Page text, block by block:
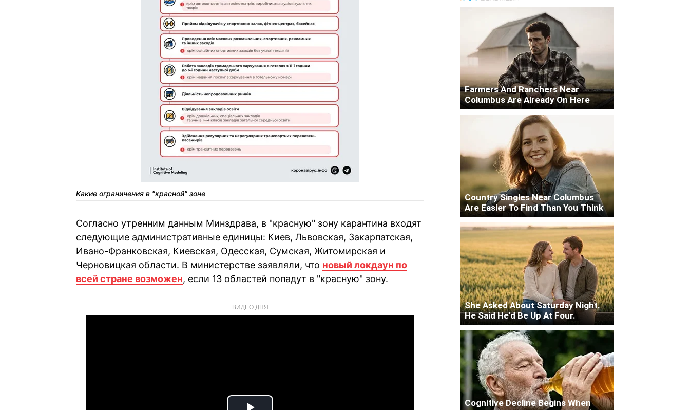
Какие ограничения в "красной" зоне
Согласно утренним данным Минздрава, в "красную" зону карантина входят
следующие административные единицы: Киев, Львовская, Закарпатская,
Ивано-Франковская, Киевская, Одесская, Сумская, Житомирская и
Черновицкая области. В министерстве заявляли, что новый локдаун по
всей стране возможен, если 13 областей попадут в "красную" зону.
ВИДЕО ДНЯ